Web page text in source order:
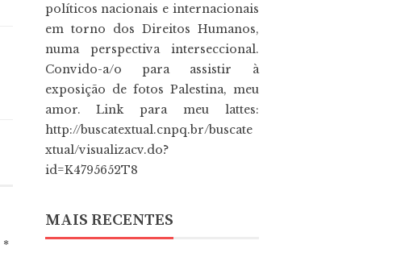
*
políticos nacionais e internacionais
em torno dos Direitos Humanos,
numa perspectiva interseccional.
Convido-a/o para assistir à
exposição de fotos Palestina, meu
amor. Link para meu lattes:
http://buscatextual.cnpq.br/buscate
xtual/visualizacv.do?
id=K4795652T8
MAIS RECENTES